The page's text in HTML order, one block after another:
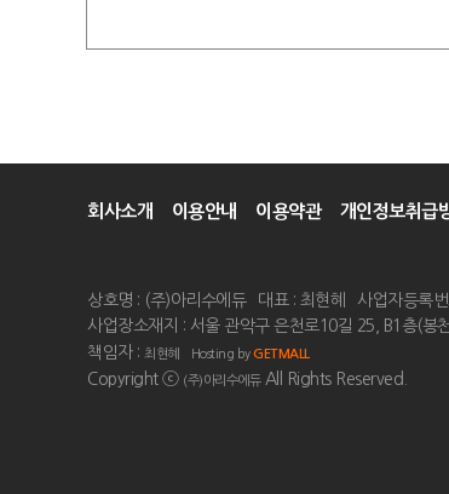
회사소개 이용안내 이용약관 개인정보취급
상호명 : (주)아리수에듀 대표 : 최현혜 사업자등록
사업장소재지 : 서울 관악구 은천로10길 25, B1층(
책임자 : 최현혜 Hosting byGETMALL
Copyright ⓒ (주)아리수에듀All Rights Reserved.